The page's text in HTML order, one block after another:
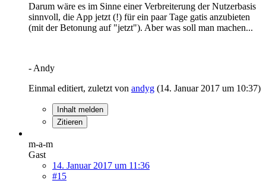
Darum wäre es im Sinne einer Verbreiterung der Nutzerbasis
sinnvoll, die App jetzt (!) für ein paar Tage gatis anzubieten
(mit der Betonung auf "jetzt"). Aber was soll man machen...
- Andy
Einmal editiert, zuletzt von andyg (14. Januar 2017 um 10:37)
Inhalt melden
Zitieren
m-a-m
Gast
14. Januar 2017 um 11:36
#15